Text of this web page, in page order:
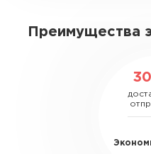
Преимущества